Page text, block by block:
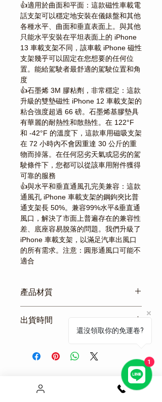
👍適用於曲面和平面：這款磁性車載電
話支架可以穩定地安裝在儀錶盤和其他
各種水平、曲面和垂直表面上。與其他
只能水平安裝在平坦表面上的 iPhone
13 車載支架不同，該車載 iPhone 磁性
支架幾乎可以固定在您想要的任何位
置。能給駕駛者最舒適的駕駛位置和角
度
👍石墨烯 3M 膠粘劑，非常穩定：這款
升級的雙墊磁性 iPhone 12 車載支架的
粘合強度超過 66 磅。石墨烯基膠墊具
有華麗的耐熱性和散熱性。在 122°F
和 -42°F 的溫度下，這款車用磁吸支架
在 72 小時內不會因重達 30 公斤的重
物而掉落。在任何惡劣天氣或惡劣的駕
駛條件下，您都可以從該車用附件獲得
可靠的服務
👍與水平和垂直通風孔完美兼容：這款
通風孔 iPhone 車載支架的鋼鉤夾比普
通支架長 50%。兼容99%水平&垂直通
風口，解決了市面上普遍存在的兼容性
差、底座容易脫落的問題。我們升級了
iPhone 車載支架，以滿足汽車出風口
的所有需求。注意：圓形通風口可能不
適合
產品材質
工藝：氧化
安裝方式：黏貼式
固定部位：儀錶板/中控台/任何曲面
配件：磁鐵片*1
出貨時間
上班時間皆有出貨，優質團隊服
相關產品
還沒領取你的免運卷?
1